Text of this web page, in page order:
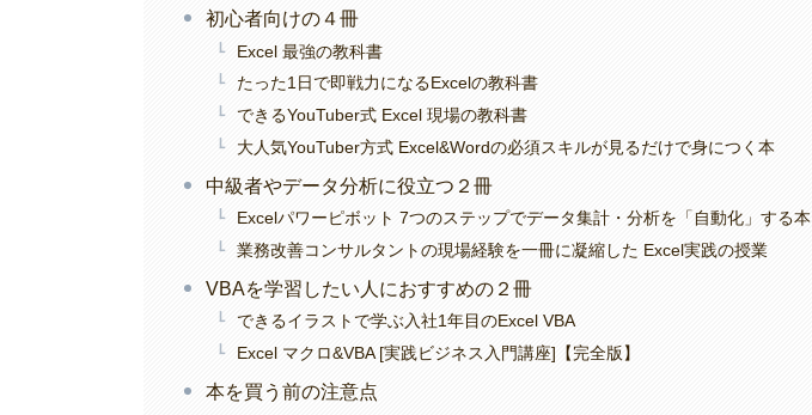
初心者向けの４冊
Excel 最強の教科書
たった1日で即戦力になるExcelの教科書
できるYouTuber式 Excel 現場の教科書
大人気YouTuber方式 Excel&Wordの必須スキルが見るだけで身につく本
中級者やデータ分析に役立つ２冊
Excelパワーピボット 7つのステップでデータ集計・分析を「自動化」する本
業務改善コンサルタントの現場経験を一冊に凝縮した Excel実践の授業
VBAを学習したい人におすすめの２冊
できるイラストで学ぶ入社1年目のExcel VBA
Excel マクロ&VBA [実践ビジネス入門講座]【完全版】
本を買う前の注意点